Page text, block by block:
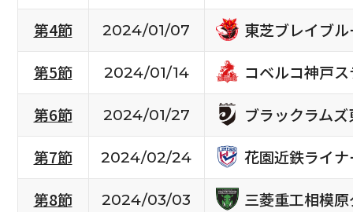
第4節
2024/01/07
東芝ブレイブ
第5節
2024/01/14
コベルコ神戸
第6節
2024/01/27
ブラックラムズ
第7節
2024/02/24
花園近鉄ライナ
第8節
2024/03/03
三菱重工相模